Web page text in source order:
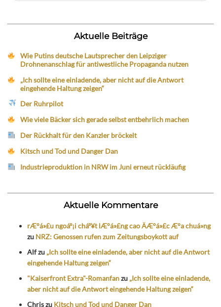
Aktuelle Beiträge
Wie Putins deutsche Lautsprecher den Leipziger
Drohnenanschlag für antiwestliche Propaganda nutzen
„Ich sollte eine einladende, aber nicht auf die Antwort
eingehende Haltung zeigen“
Der Ruhrpilot
Wie viele Bäcker sich gerade selbst entbehrlich machen
Der Rückhalt für den Kanzler bröckelt
Kitsch und Tod und Danger Dan
Industrieproduktion in NRW im Juni erneut rückläufig
Aktuelle Kommentare
rÆ°á»£u ngoáº¡i cháº¥t lÆ°á»£ng cao ÄÆ°á»£c Æ°a chuá»ng
zu NRZ: Genossen rufen zum Zeitungsboykott auf
Alfzu „Ich sollte eine einladende, aber nicht auf die Antwort
eingehende Haltung zeigen“
"Kaiserfront Extra"-Romanfanzu „Ich sollte eine einladende,
aber nicht auf die Antwort eingehende Haltung zeigen“
Chriszu Kitsch und Tod und Danger Dan